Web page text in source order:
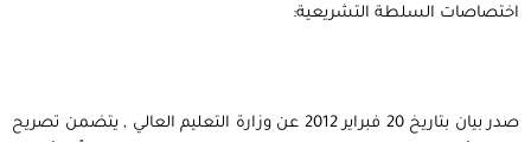
اختصاصات السلطة التشريعية:
صدر بيان بتاريخ 20 فبراير 2012 عن وزارة التعليم العالي , يتضمن تصريح